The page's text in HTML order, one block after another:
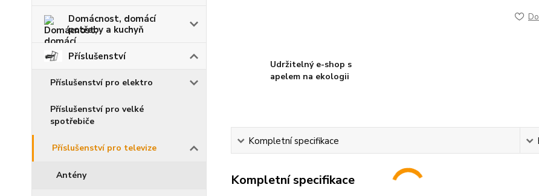
Domácnost, domácí
potřeby a kuchyň
Příslušenství
Příslušenství pro elektro
Příslušenství pro velké
spotřebiče
Příslušenství pro televize
Antény
Udržitelný e-shop s
apelem na ekologii
Kompletní specifikace
Kompletní specifikace